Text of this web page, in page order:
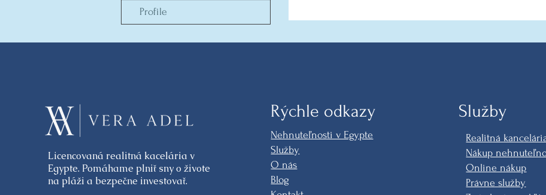
Profile
Licencovaná realitná kacelária v
Egypte. Pomáhame plniť sny o živote
na pláži a bezpečne investovať.
Rýchle odkazy
Nehnuteľnosti v Egypte
Služby
O nás
Blog
Realitná
Nákup
Online nákup
Právne služby
Služby